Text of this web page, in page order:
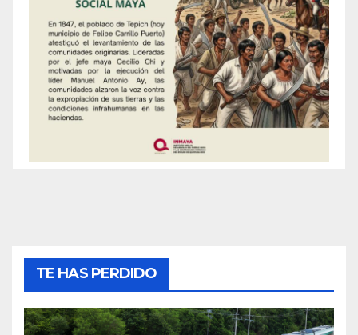
TE HAS PERDIDO